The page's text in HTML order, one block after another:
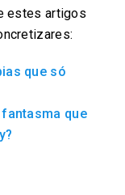
estes artigos
que só
que